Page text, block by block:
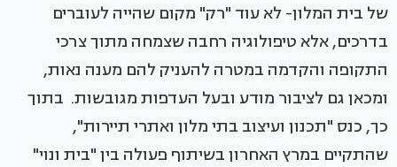
של בית המלון- לא עוד "רק" מקום שהייה לעוברים
בדרכים, אלא טיפולוגיה רחבה שצמחה מתוך צרכי
התקופה והקדמה במטרה להעניק להם מענה נאות,
ומכאן גם לציבור מודע ובעל העדפות מגובשות. בתוך
כך, כנס "תכנון ועיצוב בתי מלון ואתרי תיירות",
שהתקיים במרץ האחרון בשיתוף פעולה בין "בית ונוי"